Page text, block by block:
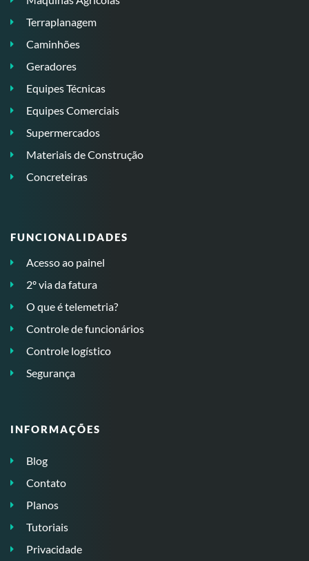
Terraplanagem
Caminhões
Geradores
Equipes Técnicas
Equipes Comerciais
Supermercados
Materiais de Construção
Concreteiras
FUNCIONALIDADES
Acesso ao painel
2º via da fatura
O que é telemetria?
Controle de funcionários
Controle logístico
Segurança
INFORMAÇÕES
Blog
Contato
Planos
Tutoriais
Privacidade